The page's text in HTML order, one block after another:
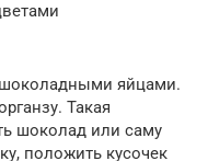
шоколадными яйцами.
Такая
шоколад или саму
положить кусочек